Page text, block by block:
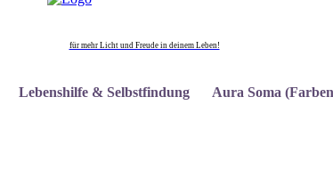
für mehr Licht und Freude in deinem Leben!
Lebenshilfe & Selbstfindung Aura Soma